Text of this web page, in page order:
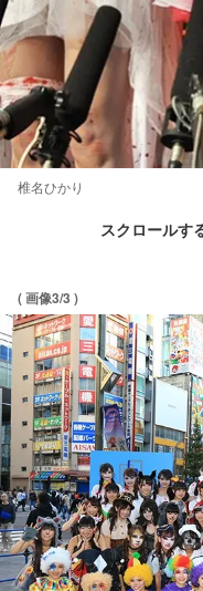
椎名ひかり
スクロールす
( 画像3/3 )